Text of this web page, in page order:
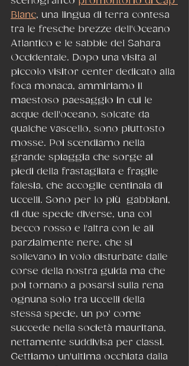
Blanc, una lingua di terra contesa
tra le fresche brezze dell'Oceano
Atlantico e le sabbie del Sahara
Occidentale. Dopo una visita al
piccolo visitor center dedicato alla
foca monaca, ammiriamo il
maestoso paesaggio in cui le
acque dell'oceano, solcate da
qualche vascello, sono piuttosto
mosse. Poi scendiamo nella
grande spiaggia che sorge ai
piedi della frastagliata e fragile
falesia, che accoglie centinaia di
uccelli. Sono per lo più  gabbiani,
di due specie diverse, una col
becco rosso e l'altra con le ali
parzialmente nere, che si
sollevano in volo disturbate dalle
corse della nostra guida ma che
poi tornano a posarsi sulla rena
ognuna solo tra uccelli della
stessa specie, un po' come
succede nella società mauritana,
nettamente suddivisa per classi.
Gettiamo un'ultima occhiata dalla